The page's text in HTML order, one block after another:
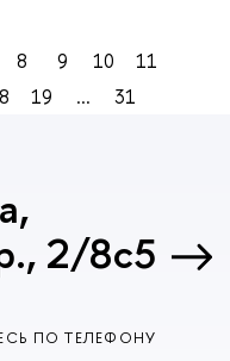
8 9 10
11
19 ... 31
2/8с5
ПО ТЕЛЕФОНУ